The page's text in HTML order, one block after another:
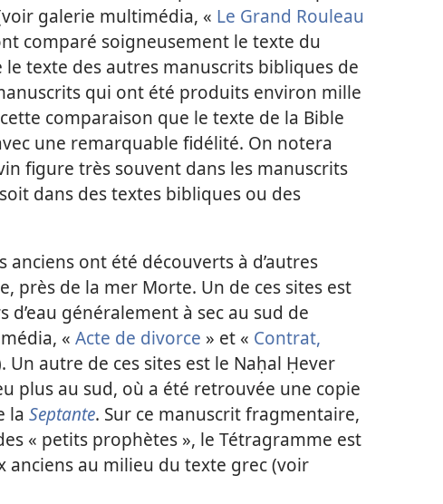
galerie multimédia, « Le Grand Rouleau
comparé soigneusement le texte du
texte des autres manuscrits bibliques de
qui ont été produits environ mille
comparaison que le texte de la Bible
une remarquable fidélité. On notera
figure très souvent dans les manuscrits
dans des textes bibliques ou des
anciens ont été découverts à d’autres
près de la mer Morte. Un de ces sites est
d’eau généralement à sec au sud de
« Acte de divorce » et « Contrat,
Un autre de ces sites est le Naḥal Ḥever
plus au sud, où a été retrouvée une copie
la Septante. Sur ce manuscrit fragmentaire,
« petits prophètes », le Tétragramme est
anciens au milieu du texte grec (voir